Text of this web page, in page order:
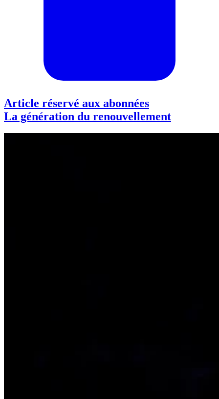
Article réservé aux abonnées
La génération du renouvellement